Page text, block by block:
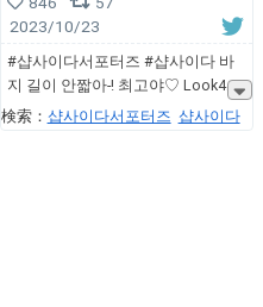
2023/10/23
#샵사이다서포터즈 #샵사이다 바
지 길이 안짧아-! 최고야♡ Look4
検索： 샵사이다서포터즈 샵사이다